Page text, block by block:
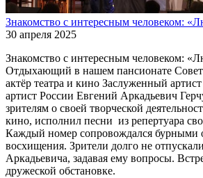
Знакомство с интересным человеком:
30 апреля 2025
Знакомство с интересным человеком:
Отдыхающий в нашем пансионате
актёр театра и кино Заслуженный
артист России Евгений Аркадьевич
зрителям о своей творческой
кино, исполнил песни из репертуара
Каждый номер сопровождался бурными
восхищения. Зрители долго не
Аркадьевича, задавая ему вопросы.
дружеской обстановке.